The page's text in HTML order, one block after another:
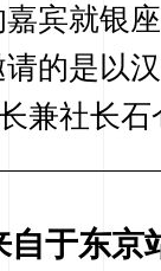
宾就银
的是以
兼社长
于东京